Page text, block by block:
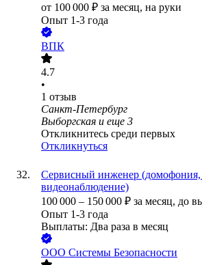
от 100 000 ₽ за месяц, на руки
Опыт 1-3 года
ВПК
4.7
•
1 отзыв
Санкт-Петербург
Выборгская и еще 3
Откликнитесь среди первых
Откликнуться
Сервисный инженер
видеонаблюдение)
100 000 – 150 000 ₽ за месяц, до
Опыт 1-3 года
Выплаты: Два раза в месяц
ООО Системы Безопасности